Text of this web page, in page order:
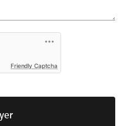
Friendly Captcha